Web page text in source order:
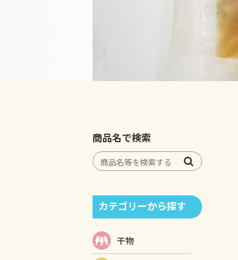
商品名で検索
カテゴリーから探す
干物